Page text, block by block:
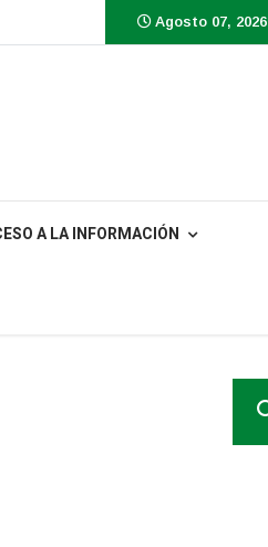
Agosto 07, 2026
A LA INFORMACIÓN